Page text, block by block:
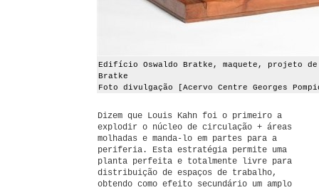
Edifício Oswaldo Bratke, maquete, projeto
Bratke
Foto divulgação [Acervo Centre Georges
Dizem que Louis Kahn foi o primeiro a
explodir o núcleo de circulação + áreas
molhadas e manda-lo em partes para a
periferia. Esta estratégia permite uma
planta perfeita e totalmente livre para
distribuição de espaços de trabalho,
obtendo como efeito secundário um amplo